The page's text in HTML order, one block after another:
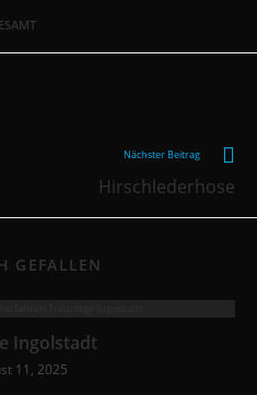
Nächster Beitrag
Hirschlederhose
GEFALLEN
Ingolstadt
11, 2025